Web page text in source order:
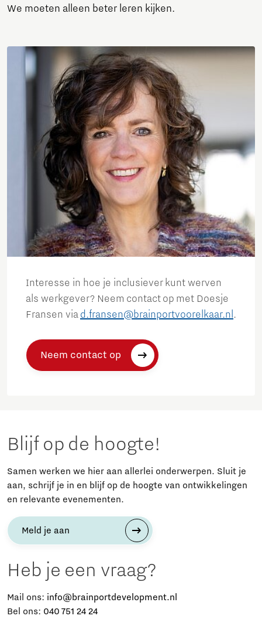
We moeten alleen beter leren kijken.
Interesse in hoe je inclusiever kunt werven
als werkgever? Neem contact op met Doesje
Fransen via d.fransen@brainportvoorelkaar.nl .
Neem contact op
Blijf op de hoogte!
Samen werken we hier aan allerlei onderwerpen. Sluit je
aan, schrijf je in en blijf op de hoogte van ontwikkelingen
en relevante evenementen.
Meld je aan
Heb je een vraag?
Mail ons: info@brainportdevelopment.nl
Bel ons: 040 751 24 24